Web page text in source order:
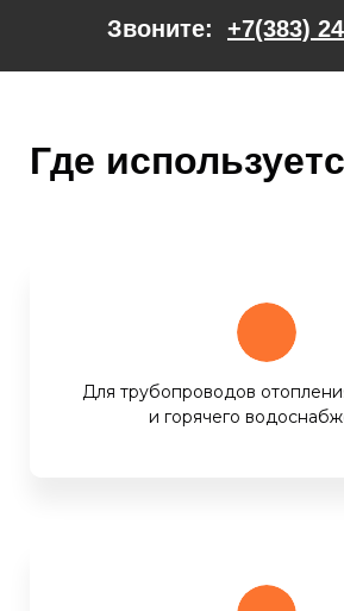
Звоните: +7(383)
Где
Для трубопроводов
и горячего